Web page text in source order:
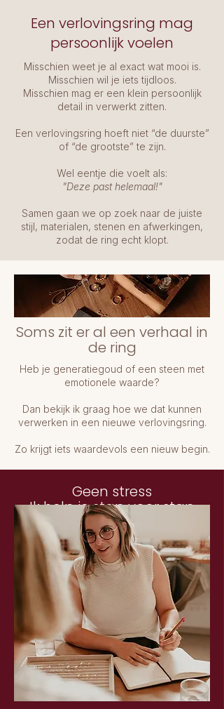
Een verlovingsring mag
persoonlijk voelen
Misschien weet je al exact wat mooi is.
Misschien wil je iets tijdloos.
Misschien mag er een klein persoonlijk
detail in verwerkt zitten.
Een verlovingsring hoeft niet “de duurste”
of “de grootste” te zijn.
Wel eentje die voelt als:
"Deze past helemaal!"
Samen gaan we op zoek naar de juiste
stijl, materialen, stenen en afwerkingen,
zodat de ring echt klopt.
Soms zit er al een verhaal in
de ring
Heb je generatiegoud of een steen met
emotionele waarde?
Dan bekijk ik graag hoe we dat kunnen
verwerken in een nieuwe verlovingsring.
Zo krijgt iets waardevols een nieuw begin.
Geen stress
Ik help je stap voor stap